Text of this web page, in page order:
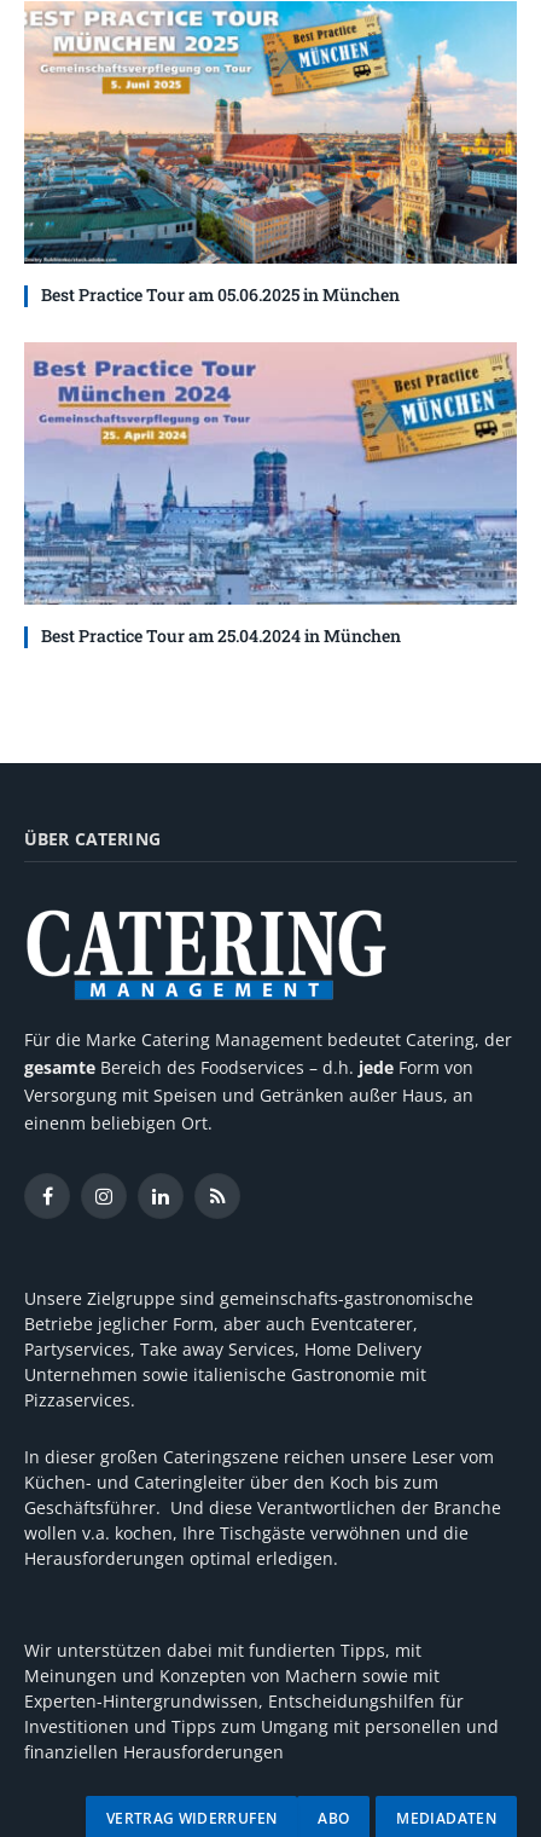
Best Practice Tour am 05.06.2025 in München
Best Practice Tour am 25.04.2024 in München
ÜBER CATERING
Für die Marke Catering Management bedeutet Catering, der
gesamte Bereich des Foodservices – d.h. jede Form von
Versorgung mit Speisen und Getränken außer Haus, an
einenm beliebigen Ort.
FacebookInstagramLinkedInRSS
Unsere Zielgruppe sind gemeinschafts-gastronomische
Betriebe jeglicher Form, aber auch Eventcaterer,
Partyservices, Take away Services, Home Delivery
Unternehmen sowie italienische Gastronomie mit
Pizzaservices.
In dieser großen Cateringszene reichen unsere Leser vom
Küchen- und Cateringleiter über den Koch bis zum
Geschäftsführer. Und diese Verantwortlichen der Branche
wollen v.a. kochen, Ihre Tischgäste verwöhnen und die
Herausforderungen optimal erledigen.
Wir unterstützen dabei mit fundierten Tipps, mit
Meinungen und Konzepten von Machern sowie mit
Experten-Hintergrundwissen, Entscheidungshilfen für
Investitionen und Tipps zum Umgang mit personellen und
finanziellen Herausforderungen
MEDIADATEN
ABO
VERTRAG WIDERRUFEN